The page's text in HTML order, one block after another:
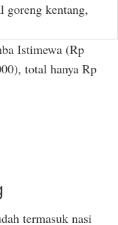
goreng kentang,
Istimewa (Rp
total hanya Rp
termasuk nasi